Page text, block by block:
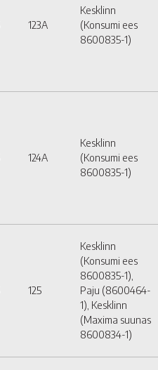
123A
Kesklinn
(Konsumi ees
8600835-1)
124A
Kesklinn
(Konsumi ees
8600835-1)
125
Kesklinn
(Konsumi ees
8600835-1),
Paju (8600464-
1), Kesklinn
(Maxima suunas
8600834-1)